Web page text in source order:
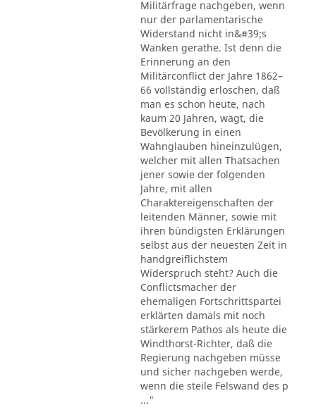
Militärfrage nachgeben, wenn
nur der parlamentarische
Widerstand nicht in&#39;s
Wanken gerathe. Ist denn die
Erinnerung an den
Militärconflict der Jahre 1862–
66 vollständig erloschen, daß
man es schon heute, nach
kaum 20 Jahren, wagt, die
Bevölkerung in einen
Wahnglauben hineinzulügen,
welcher mit allen Thatsachen
jener sowie der folgenden
Jahre, mit allen
Charaktereigenschaften der
leitenden Männer, sowie mit
ihren bündigsten Erklärungen
selbst aus der neuesten Zeit in
handgreiflichstem
Widerspruch steht? Auch die
Conflictsmacher der
ehemaligen Fortschrittspartei
erklärten damals mit noch
stärkerem Pathos als heute die
Windthorst-Richter, daß die
Regierung nachgeben müsse
und sicher nachgeben werde,
wenn die steile Felswand des p
..."